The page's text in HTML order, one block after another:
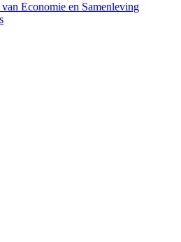
Economie en Samenleving